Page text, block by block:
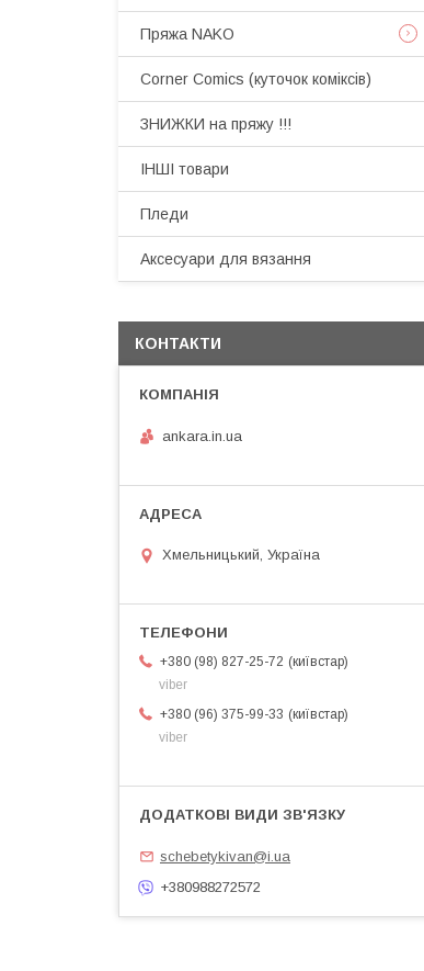
Пряжа NAKO
Corner Comics (куточок коміксів)
ЗНИЖКИ на пряжу !!!
ІНШІ товари
Пледи
Аксесуари для вязання
КОНТАКТИ
ankara.in.ua
Хмельницький, Україна
+380 (98) 827-25-72
київстар
viber
+380 (96) 375-99-33
київстар
viber
schebetykivan@i.ua
+380988272572